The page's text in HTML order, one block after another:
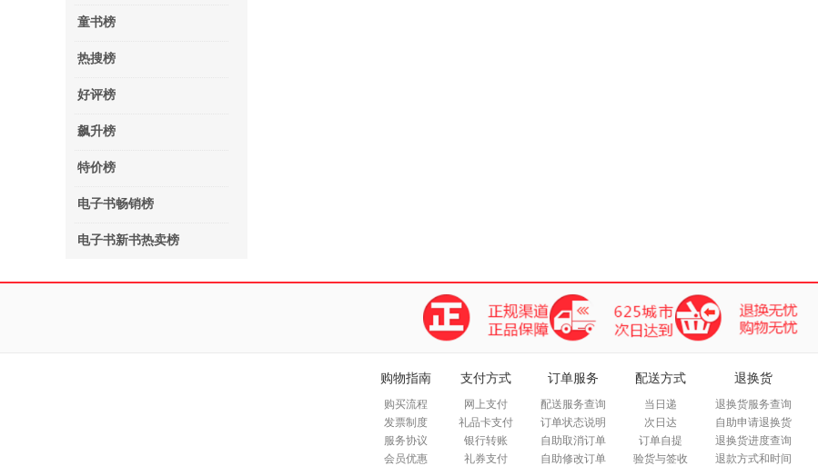
童书榜
热搜榜
好评榜
飙升榜
特价榜
电子书畅销榜
电子书新书热卖榜
购物指南
购买流程
发票制度
服务协议
会员优惠
支付方式
网上支付
礼品卡支付
银行转账
礼券支付
订单服务
配送服务查询
订单状态说明
自助取消订单
自助修改订单
配送方式
当日递
次日达
订单自提
验货与签收
退换货
退换货服务查询
自助申请退换货
退换货进度查询
退款方式和时间